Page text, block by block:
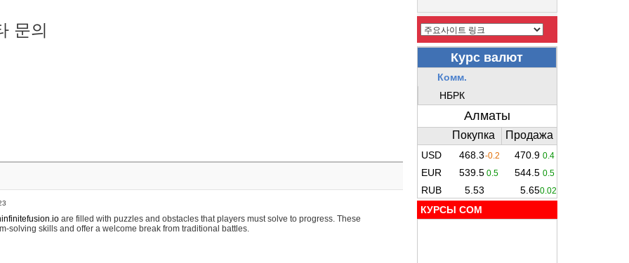
문의
are filled with puzzles and obstacles that players must solve to progress. These
solving skills and offer a welcome break from traditional battles.
КУРСЫ COM